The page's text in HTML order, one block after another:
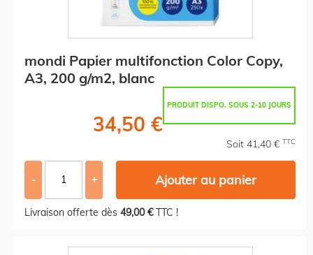
mondi Papier multifonction Color Copy,
A3, 200 g/m2, blanc
PRODUIT DISPO. SOUS 2-10 JOURS
34,50 €
Soit 41,40 € TTC
- + Ajouter au panier
Livraison offerte dès 49,00 €TTC !